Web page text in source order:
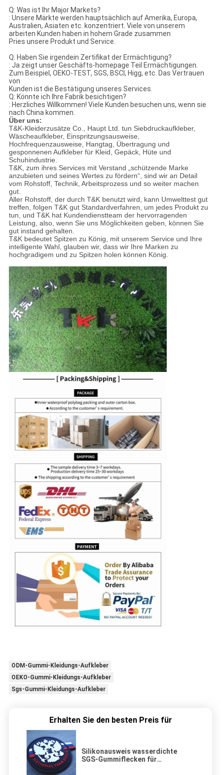
Q: Was ist Ihr Major Markets?
: Unsere Märkte werden hauptsächlich auf Amerika, Europa,
Australien, Asiaten etc. konzentriert. Viele von unserem
arbeiten Kunden haben in hohem Grade zusammen
Pries unsere Produkt und Service.
Q: Haben Sie irgendein Zertifikat der Ermächtigung?
: Ja zeigt unser Geschäfts-homepage Teil Ermächtigungen.
Zum Beispiel, OEKO-TEST, SGS, BSCI, Higg, etc. Das Vertrauen
von
Kunden ist die Bestätigung unseres Services.
Q: Könnte ich Ihre Fabrik besichtigen?
: Herzliches Willkommen! Viele Kunden besuchen uns, wenn sie
nach China kommen.
Über uns:
T&K-Kleiderzusätze Co., Haupt Ltd. tun Siebdruckaufkleber,
Wäscheaufkleber, Einspritzungsausweise,
Hochfrequenzausweise, Hangtag, Übertragung und
gesponnenen Aufkleber für Kleid, Gepäck, Hüte und
Schuhindustrie.
T&K, zum ihres Services mit Verstand „schützende Marke
anzubieten und seines Wertes zu fördern“, sind wir an Detail
vom Rohstoff, Technik, Arbeitsprozess und so weiter machen
gut.
Aller Rohstoff, der durch T&K benutzt wird, kann Umwelttest gut
treffen, folgen T&K gut Standardverfahren, um jedes Produkt zu
tun, und T&K hat Kundendienstteam der hervorragenden
Leistung, also, wenn Sie uns Möglichkeiten geben, können Sie
gut instand gehalten.
T&K bedeutet Spitzen zu König, mit unserem Service und Ihre
intelligente Wahl, glauben wir, dass wir Ihre Marken zu
hochgradigem und zu Spitzen holen können König.
ODM-Gummi-Kleidungs-Aufkleber
OEKO-Gummi-Kleidungs-Aufkleber
Sgs-Gummi-Kleidungs-Aufkleber
Erhalten Sie den besten Preis für
Silikonausweis wasserdichte
SGS-Gummiflecken für